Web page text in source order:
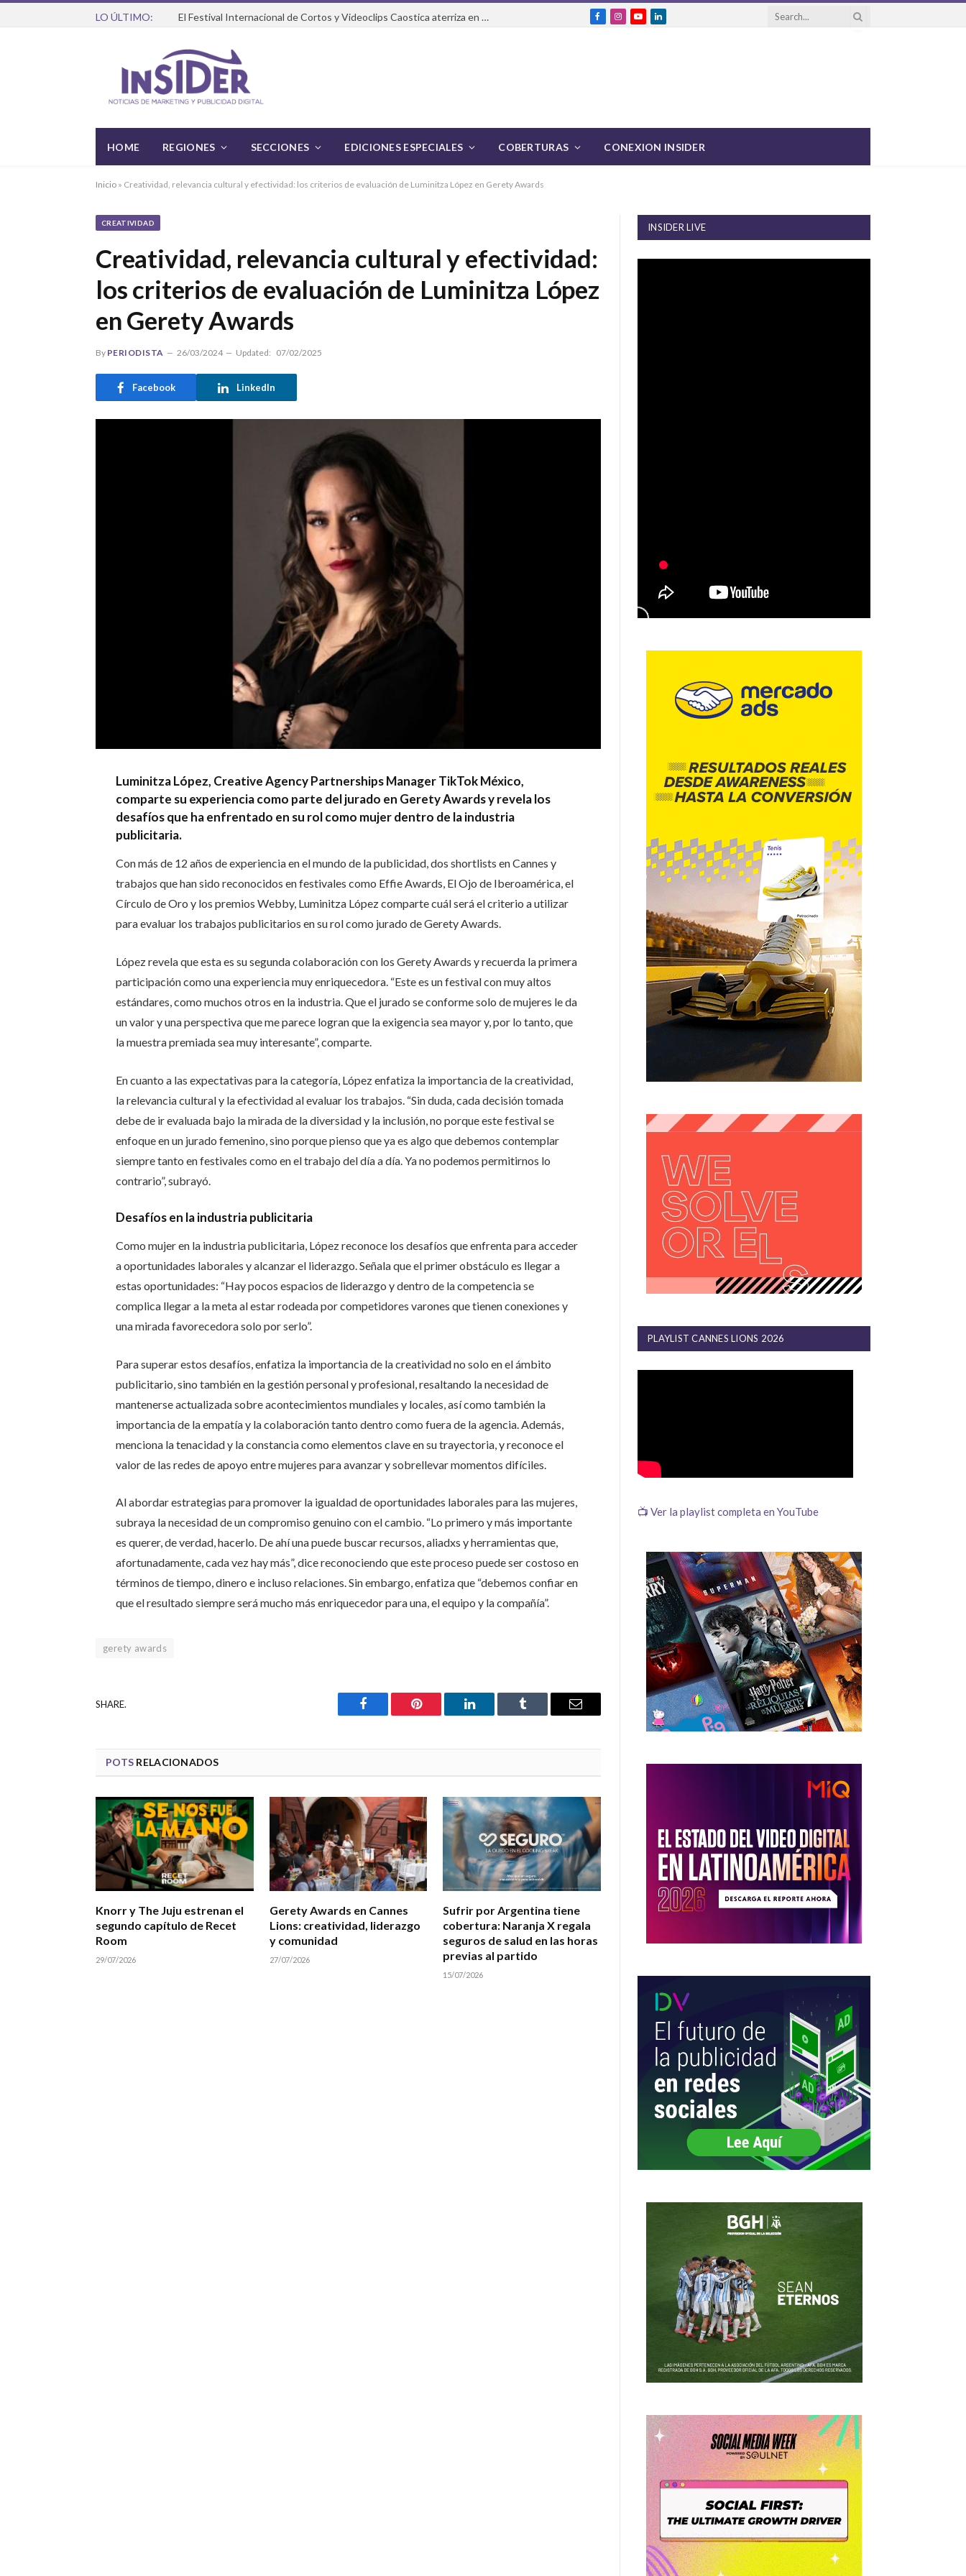
LO ÚLTIMO: El Festival Internacional de Cortos y Videoclips Caostica aterriza en Ciudad de México
FacebookInstagram
YouTubeLinkedIn
HOME REGIONES SECCIONES EDICIONES ESPECIALES COBERTURAS CONEXION INSIDER
Inicio » Creatividad, relevancia cultural y efectividad: los criterios de evaluación de Luminitza López en Gerety Awards
CREATIVIDAD
Creatividad, relevancia cultural y efectividad:
los criterios de evaluación de Luminitza López
en Gerety Awards
By PERIODISTA 26/03/2024 Updated: 07/02/2025
Facebook LinkedIn
Luminitza López, Creative Agency Partnerships Manager TikTok México,
comparte su experiencia como parte del jurado en Gerety Awards y revela los
desafíos que ha enfrentado en su rol como mujer dentro de la industria
publicitaria.
Con más de 12 años de experiencia en el mundo de la publicidad, dos shortlists en Cannes y
trabajos que han sido reconocidos en festivales como Effie Awards, El Ojo de Iberoamérica, el
Círculo de Oro y los premios Webby, Luminitza López comparte cuál será el criterio a utilizar
para evaluar los trabajos publicitarios en su rol como jurado de Gerety Awards.
López revela que esta es su segunda colaboración con los Gerety Awards y recuerda la primera
participación como una experiencia muy enriquecedora. “Este es un festival con muy altos
estándares, como muchos otros en la industria. Que el jurado se conforme solo de mujeres le da
un valor y una perspectiva que me parece logran que la exigencia sea mayor y, por lo tanto, que
la muestra premiada sea muy interesante”, comparte.
En cuanto a las expectativas para la categoría, López enfatiza la importancia de la creatividad,
la relevancia cultural y la efectividad al evaluar los trabajos. “Sin duda, cada decisión tomada
debe de ir evaluada bajo la mirada de la diversidad y la inclusión, no porque este festival se
enfoque en un jurado femenino, sino porque pienso que ya es algo que debemos contemplar
siempre tanto en festivales como en el trabajo del día a día. Ya no podemos permitirnos lo
contrario”, subrayó.
Desafíos en la industria publicitaria
Como mujer en la industria publicitaria, López reconoce los desafíos que enfrenta para acceder
a oportunidades laborales y alcanzar el liderazgo. Señala que el primer obstáculo es llegar a
estas oportunidades: “Hay pocos espacios de liderazgo y dentro de la competencia se
complica llegar a la meta al estar rodeada por competidores varones que tienen conexiones y
una mirada favorecedora solo por serlo”.
Para superar estos desafíos, enfatiza la importancia de la creatividad no solo en el ámbito
publicitario, sino también en la gestión personal y profesional, resaltando la necesidad de
mantenerse actualizada sobre acontecimientos mundiales y locales, así como también la
importancia de la empatía y la colaboración tanto dentro como fuera de la agencia. Además,
menciona la tenacidad y la constancia como elementos clave en su trayectoria, y reconoce el
valor de las redes de apoyo entre mujeres para avanzar y sobrellevar momentos difíciles.
Al abordar estrategias para promover la igualdad de oportunidades laborales para las mujeres,
subraya la necesidad de un compromiso genuino con el cambio. “Lo primero y más importante
es querer, de verdad, hacerlo. De ahí una puede buscar recursos, aliadxs y herramientas que,
afortunadamente, cada vez hay más”, dicereconociendo que este proceso puede ser costoso en
términos de tiempo, dinero e incluso relaciones. Sin embargo, enfatiza que “debemos confiar en
que el resultado siempre será mucho más enriquecedor para una, el equipo y la compañía”.
gerety awards
SHARE.
Facebook Pinterest LinkedIn Tumblr Email
POTS RELACIONADOS
Knorr y The Juju estrenan el
segundo capítulo de Recet
Room
29/07/2026
Gerety Awards en Cannes
Lions: creatividad, liderazgo
y comunidad
27/07/2026
Sufrir por Argentina tiene
cobertura: Naranja X regala
seguros de salud en las horas
previas al partido
15/07/2026
INSIDER LIVE
PLAYLIST CANNES LIONS 2026
📺 Ver la playlist completa en YouTube